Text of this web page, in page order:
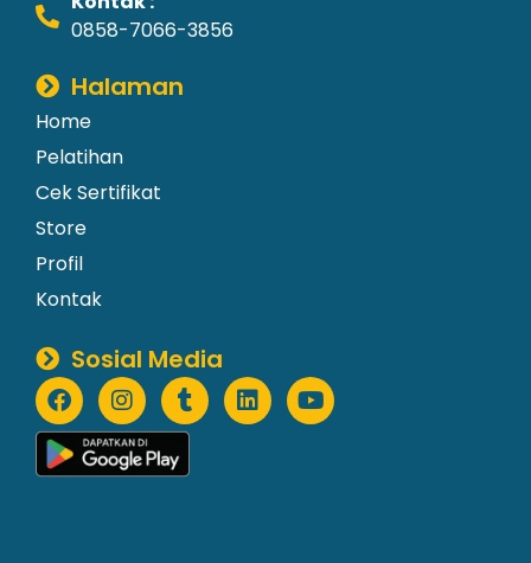
0858-7066-3856
Halaman
Home
Pelatihan
Cek Sertifikat
Store
Profil
Kontak
Sosial Media